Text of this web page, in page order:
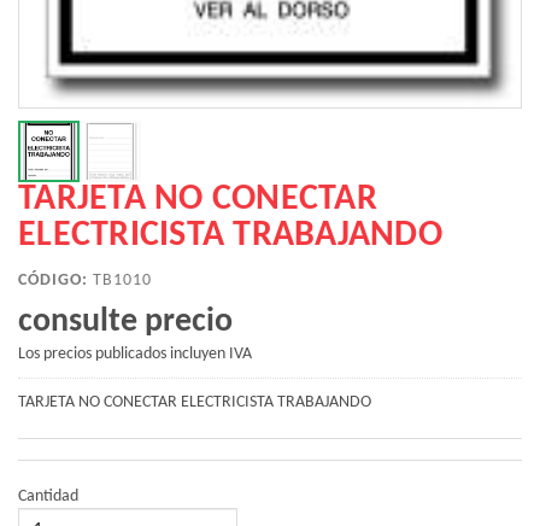
TARJETA NO CONECTAR
ELECTRICISTA TRABAJANDO
CÓDIGO: TB1010
consulte precio
Los precios publicados incluyen IVA
TARJETA NO CONECTAR ELECTRICISTA TRABAJANDO
Cantidad